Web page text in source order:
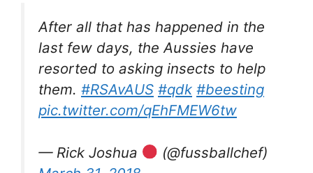
After all that has happened in the
last few days, the Aussies have
resorted to asking insects to help
them. #RSAvAUS #qdk #beesting
pic.twitter.com/qEhFMEW6tw
— Rick Joshua
(@fussballchef)